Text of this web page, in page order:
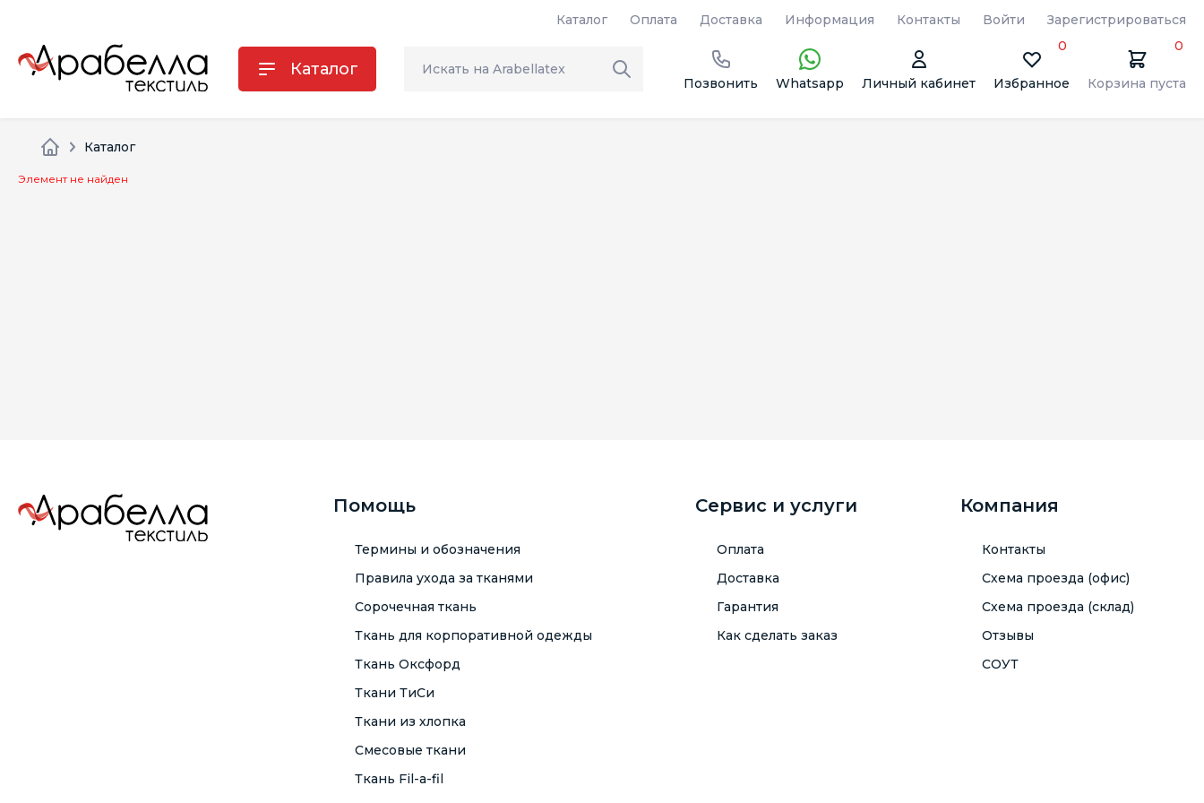
Каталог Оплата Доставка Информация Контакты Войти Зарегистрироваться
Каталог
Позвонить Whatsapp Личный кабинет Избранное
0
Корзина пуста
0
Каталог
Элемент не найден
Помощь
Термины и обозначения
Правила ухода за тканями
Сорочечная ткань
Ткань для корпоративной одежды
Ткань Оксфорд
Ткани ТиСи
Ткани из хлопка
Смесовые ткани
Ткань Fil-a-fil
Сервис и услуги
Оплата
Доставка
Гарантия
Как сделать заказ
Компания
Контакты
Схема проезда (офис)
Схема проезда (склад)
Отзывы
СОУТ